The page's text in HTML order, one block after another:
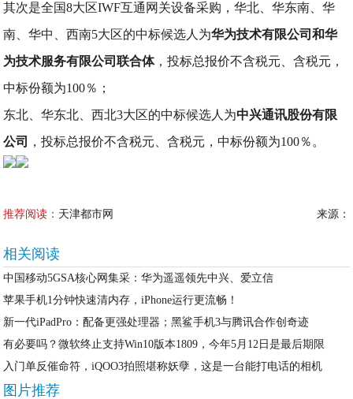
其次是全国8大区IWF互通网关设备采购，华北、华东南、华
南、华中、西南5大区的中标候选人为华为技术有限公司和华
为技术服务有限公司联合体，投标总报价不含税元、含税元，
中标份额为100％；
东北、华东北、西北3大区的中标候选人为中兴通讯股份有限
公司
，投标总报价不含税元、含税元，中标份额为100％。
推荐阅读： 天津都市网 来源：
相关阅读
中国移动5GSA核心网集采：华为遥遥领先中兴、爱立信
苹果手机1分钟快速清内存，iPhone运行更流畅！
新一代iPadPro：配备更强处理器；黑鲨手机3与腾讯合作创奇迹
有必要吗？微软终止支持Win10版本1809，今年5月12日是最后期限
入门单反催命符，iQOO3拍照堪称妖孽，这是一台能打电话的相机
图片推荐